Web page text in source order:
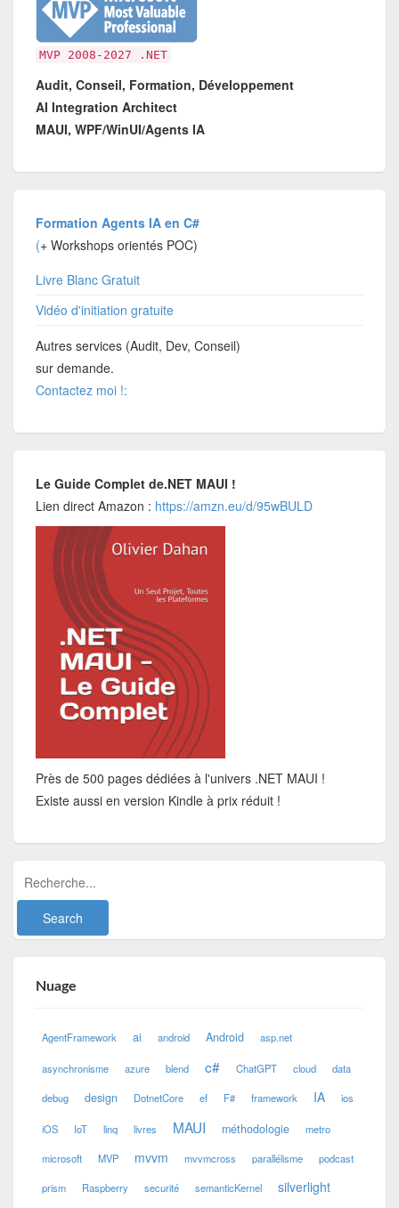
MVP 2008-2027 .NET
Audit, Conseil, Formation, Développement
AI Integration Architect
MAUI, WPF/WinUI/Agents IA
Formation Agents IA en C#
(+ Workshops orientés POC)
Livre Blanc Gratuit
Vidéo d'initiation gratuite
Autres services (Audit, Dev, Conseil)
sur demande.
Contactez moi !:
Le Guide Complet de.NET MAUI !
Lien direct Amazon : https://amzn.eu/d/95wBULD
Près de 500 pages dédiées à l'univers .NET MAUI !
Existe aussi en version Kindle à prix réduit !
Nuage
AgentFramework ai android Android asp.net
asynchronisme azure blend c# ChatGPT cloud data
debug design DotnetCore ef F# framework IA ios
iOS IoT linq livres MAUI méthodologie metro
microsoft MVP mvvm mvvmcross parallélisme podcast
prism Raspberry securité semanticKernel silverlight